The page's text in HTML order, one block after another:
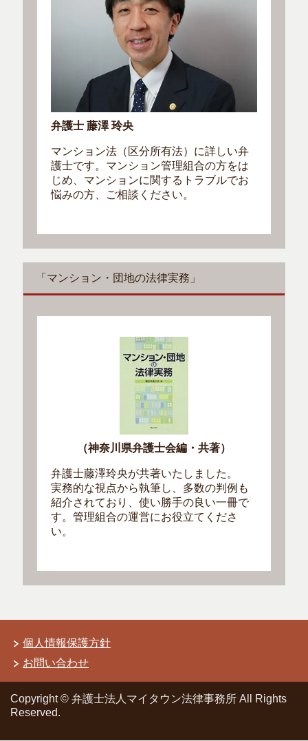
弁護士 藤澤 玲央
マンション法（区分所有法）に詳しい弁
護士です。マンション管理組合の方をは
じめ、マンションに関するトラブルでお
悩みの方、ご相談ください。
「マンション・団地の法律実務」
（神奈川県弁護士会編・共著）
弁護士藤澤玲央が共著いたしました。
実務的な視点から執筆し、多数の判例も
紹介されており、使い勝手の良い一冊で
す。管理組合の運営にお役立てくださ
い。
個人情報保護方針
お問い合わせ
Copyright © 弁護士法人マイタウン法律事務所 All Rights
Reserved.